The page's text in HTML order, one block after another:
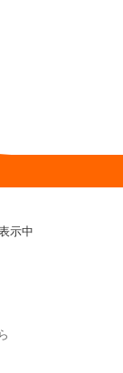
示中